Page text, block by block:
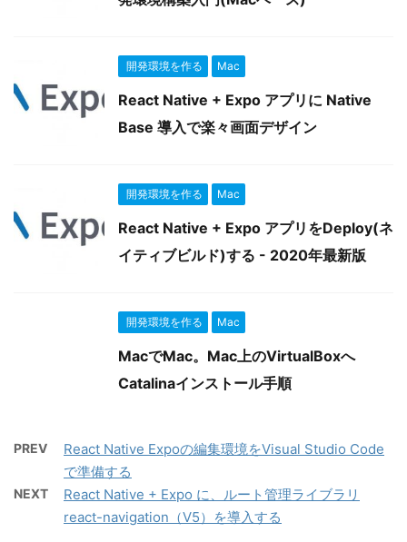
開発環境を作る Mac
React Native + Expo アプリに Native
Base 導入で楽々画面デザイン
開発環境を作る Mac
React Native + Expo アプリをDeploy(ネ
イティブビルド)する - 2020年最新版
開発環境を作る Mac
MacでMac。Mac上のVirtualBoxへ
Catalinaインストール手順
PREV
React Native Expoの編集環境をVisual Studio Code
で準備する
NEXT
React Native + Expo に、ルート管理ライブラリ
react-navigation（V5）を導入する